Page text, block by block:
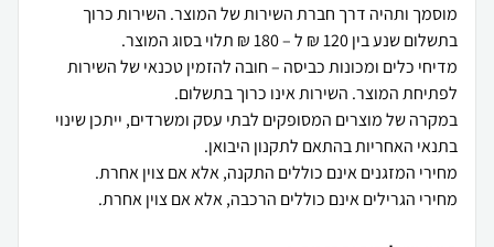
מוסמך ותהיה דרך חברת השירות של המוצר. השירות כרוך
מדיחי כלים ומכונות כביסה – חובה להזמין טכנאי של השירות
במקרה של מוצרים המסופקים לבתי עסק ומשרדים, ייתכן שינוי
מחירי הגרילים אינם כוללים הרכבה, אלא אם צוין אחרת.